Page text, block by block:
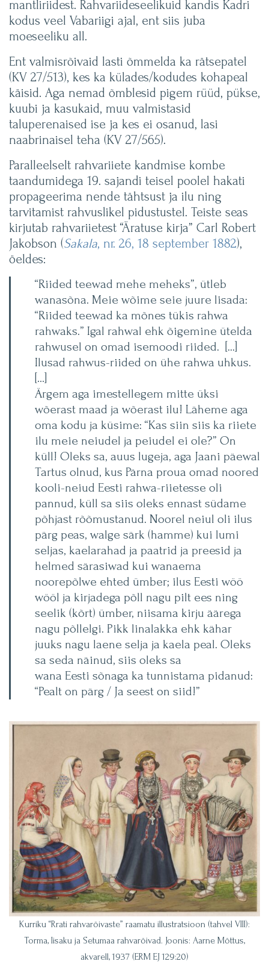
mantliriidest. Rahvariideseelikuid kandis Kadri
kodus veel Vabariigi ajal, ent siis juba
moeseeliku all.
Ent valmisrõivaid lasti õmmelda ka rätsepatel
(KV 27/513), kes ka külades/kodudes kohapeal
käisid. Aga nemad õmblesid pigem rüüd, pükse,
kuubi ja kasukaid, muu valmistasid
taluperenaised ise ja kes ei osanud, lasi
naabrinaisel teha (KV 27/565).
Paralleelselt rahvariiete kandmise kombe
taandumidega 19. sajandi teisel poolel hakati
propageerima nende tähtsust ja ilu ning
tarvitamist rahvuslikel pidustustel. Teiste seas
kirjutab rahvariietest “Äratuse kirja” Carl Robert
Jakobson (Sakala, nr. 26, 18 september 1882),
öeldes:
“Riided teewad mehe meheks”, ütleb
wanasõna. Meie wõime seie juure lisada:
“Riided teewad ka mõnes tükis rahwa
rahwaks.” Igal rahwal ehk õigemine ütelda
rahwusel on omad isemoodi riided. […]
Ilusad rahwus-riided on ühe rahwa uhkus.
[…]
Ärgem aga imestellegem mitte üksi
wõerast maad ja wõerast ilu! Läheme aga
oma kodu ja küsime: “Kas siin siis ka riiete
ilu meie neiudel ja peiudel ei ole?” On
küll! Oleks sa, auus lugeja, aga Jaani päewal
Tartus olnud, kus Pärna proua omad noored
kooli-neiud Eesti rahwa-riietesse oli
pannud, küll sa siis oleks ennast südame
põhjast rõõmustanud. Noorel neiul oli ilus
pärg peas, walge särk (hamme) kui lumi
seljas, kaelarahad ja paatrid ja preesid ja
helmed särasiwad kui wanaema
noorepõlwe ehted ümber; ilus Eesti wöö
wööl ja kirjadega põll nagu pilt ees ning
seelik (kõrt) ümber, niisama kirju äärega
nagu põllelgi. Pikk linalakka ehk kähar
juuks nagu laene selja ja kaela peal. Oleks
sa seda näinud, siis oleks sa
wana Eesti sõnaga ka tunnistama pidanud:
“Pealt on pärg / Ja seest on siid!”
Kurriku “Rrati rahvarõivaste” raamatu illustratsioon (tahvel VIII):
Torma, Iisaku ja Setumaa rahvarõivad. Joonis: Aarne Mõttus,
akvarell, 1937 (ERM EJ 129:20)